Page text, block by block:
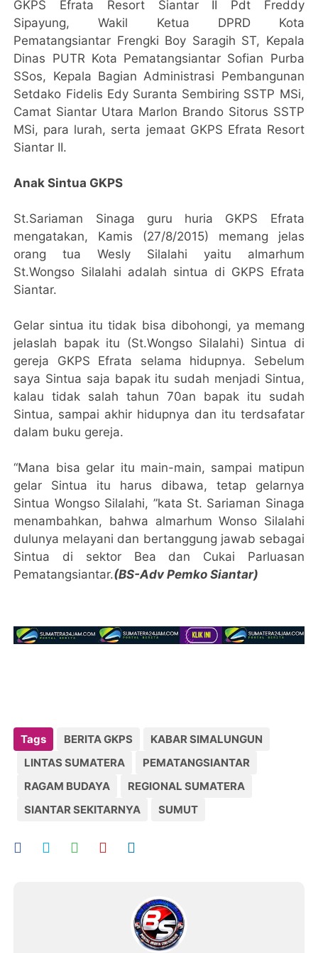
GKPS Efrata Resort Siantar II Pdt Freddy
Sipayung, Wakil Ketua DPRD Kota
Pematangsiantar Frengki Boy Saragih ST, Kepala
Dinas PUTR Kota Pematangsiantar Sofian Purba
SSos, Kepala Bagian Administrasi Pembangunan
Setdako Fidelis Edy Suranta Sembiring SSTP MSi,
Camat Siantar Utara Marlon Brando Sitorus SSTP
MSi, para lurah, serta jemaat GKPS Efrata Resort
Siantar II.
Anak Sintua GKPS
St.Sariaman Sinaga guru huria GKPS Efrata
mengatakan, Kamis (27/8/2015) memang jelas
orang tua Wesly Silalahi yaitu almarhum
St.Wongso Silalahi adalah sintua di GKPS Efrata
Siantar.
Gelar sintua itu tidak bisa dibohongi, ya memang
jelaslah bapak itu (St.Wongso Silalahi) Sintua di
gereja GKPS Efrata selama hidupnya. Sebelum
saya Sintua saja bapak itu sudah menjadi Sintua,
kalau tidak salah tahun 70an bapak itu sudah
Sintua, sampai akhir hidupnya dan itu terdsafatar
dalam buku gereja.
“Mana bisa gelar itu main-main, sampai matipun
gelar Sintua itu harus dibawa, tetap gelarnya
Sintua Wongso Silalahi, ”kata St. Sariaman Sinaga
menambahkan, bahwa almarhum Wonso Silalahi
dulunya melayani dan bertanggung jawab sebagai
Sintua di sektor Bea dan Cukai Parluasan
Pematangsiantar.(BS-Adv Pemko Siantar)
Tags BERITA GKPS
KABAR SIMALUNGUN
LINTAS SUMATERA
PEMATANGSIANTAR
RAGAM BUDAYA
REGIONAL SUMATERA
SIANTAR SEKITARNYA
SUMUT